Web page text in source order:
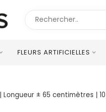
FLEURS ARTIFICIELLES
± 65 centimètres |